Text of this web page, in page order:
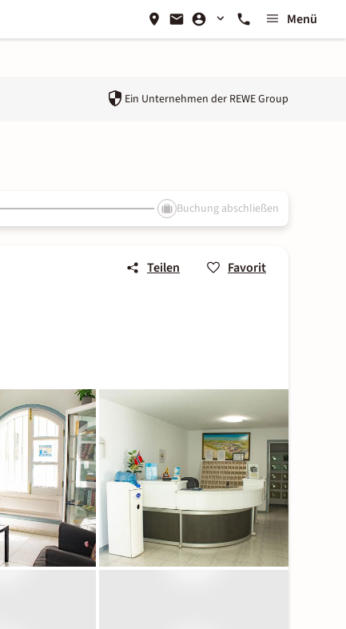
Menü
Ein Unternehmen der REWE Group
Buchung abschließen
Teilen Favorit